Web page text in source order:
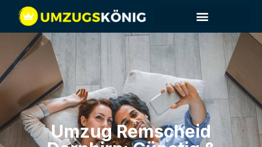
Umzug Remscheid​